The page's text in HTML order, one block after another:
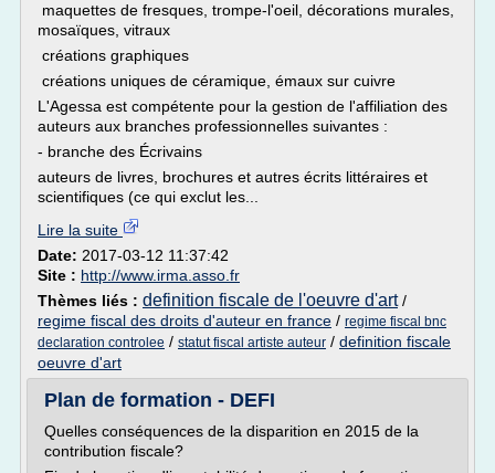
maquettes de fresques, trompe-l'oeil, décorations murales,
mosaïques, vitraux
créations graphiques
créations uniques de céramique, émaux sur cuivre
L'Agessa est compétente pour la gestion de l'affiliation des
auteurs aux branches professionnelles suivantes :
- branche des Écrivains
auteurs de livres, brochures et autres écrits littéraires et
scientifiques (ce qui exclut les...
Lire la suite
Date: 2017-03-12 11:37:42
Site : http://www.irma.asso.fr
Thèmes liés : definition fiscale de l'oeuvre d'art/
regime fiscal des droits d'auteur en france / regime fiscal bnc
declaration controlee / statut fiscal artiste auteur / definition fiscale
oeuvre d'art
Plan de formation - DEFI
Quelles conséquences de la disparition en 2015 de la
contribution fiscale?